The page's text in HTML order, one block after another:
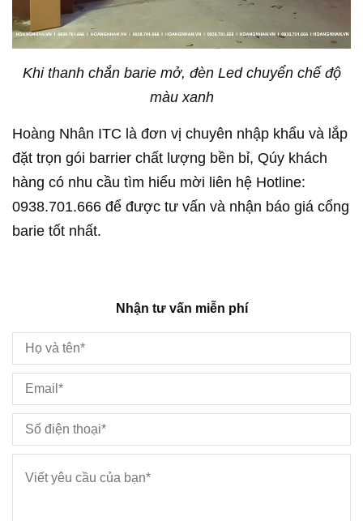
Khi thanh chắn barie mở, đèn Led chuyển chế độ
màu xanh
Hoàng Nhân ITC là đơn vị chuyên nhập khẩu và lắp
đặt trọn gói barrier chất lượng bền bỉ, Qúy khách
hàng có nhu cầu tìm hiểu mời liên hệ Hotline:
0938.701.666 để được tư vấn và nhận báo giá cổng
barie tốt nhất.
Nhận tư vấn miễn phí